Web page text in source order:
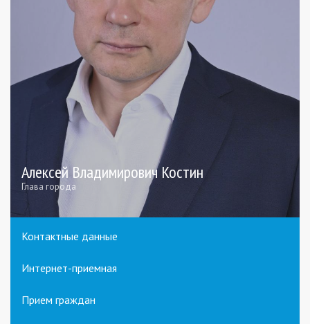
Алексей Владимирович Костин
Глава города
Контактные данные
Интернет-приемная
Прием граждан